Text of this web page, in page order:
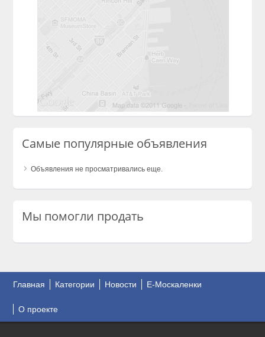
Самые популярные объявления
Объявления не просматривались еще.
Мы помогли продать
Главная Категории Новости E-Москаленки
О проекте